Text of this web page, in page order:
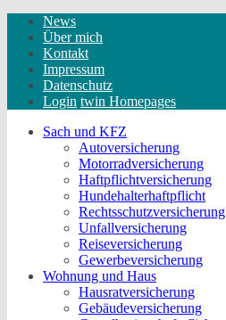
News
Über mich
Kontakt
Impressum
Datenschutz
Login twin Homepages
Sach und KFZ
Autoversicherung
Motorradversicherung
Haftpflichtversicherung
Hundehalterhaftpflicht
Rechtsschutzversicherung
Unfallversicherung
Reiseversicherung
Gewerbeversicherung
Wohnung und Haus
Hausratversicherung
Gebäudeversicherung